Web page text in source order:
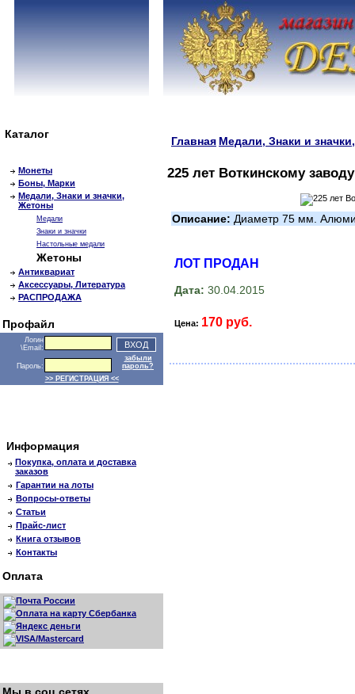
Каталог
Монеты
Боны, Марки
Медали, Знаки и значки,
Жетоны
Медали
Знаки и значки
Настольные медали
Жетоны
Антиквариат
Аксессуары, Литература
РАСПРОДАЖА
Профайл
Логин
\Email:
Пароль:
забыли
пароль?
>> РЕГИСТРАЦИЯ <<
Информация
Покупка, оплата и доставка
заказов
Гарантии на лоты
Вопросы-ответы
Статьи
Прайс-лист
Книга отзывов
Контакты
Оплата
Главная Медали, Знаки и
225 лет Воткинскому
Описание: Диаметр 75 мм.
ЛОТ ПРОДАН
Дата: 30.04.2015
Цена: 170 руб.